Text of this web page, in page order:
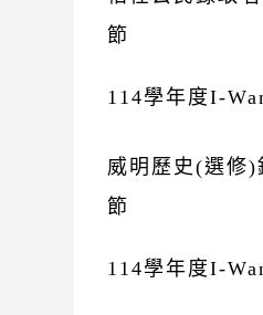
節
114學年度I-
威明歷史(選修)
節
114學年度I-